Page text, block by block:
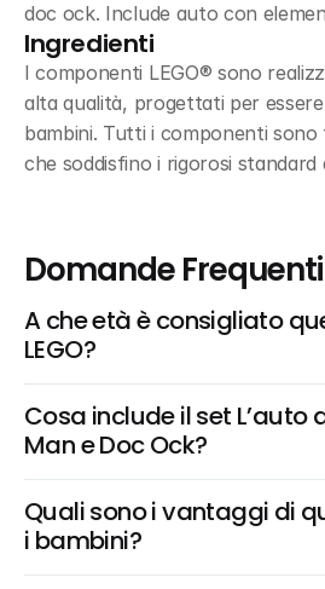
doc ock. Include auto con
Ingredienti
I componenti LEGO® sono
alta qualità, progettati per
bambini. Tutti i componenti
che soddisfino i rigorosi standard
Domande Frequenti
A che età è consigliato
LEGO?
Cosa include il set L’auto
Man e Doc Ock?
Quali sono i vantaggi di
i bambini?